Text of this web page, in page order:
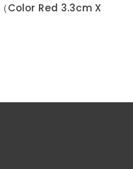
Color Red 3.3cm X